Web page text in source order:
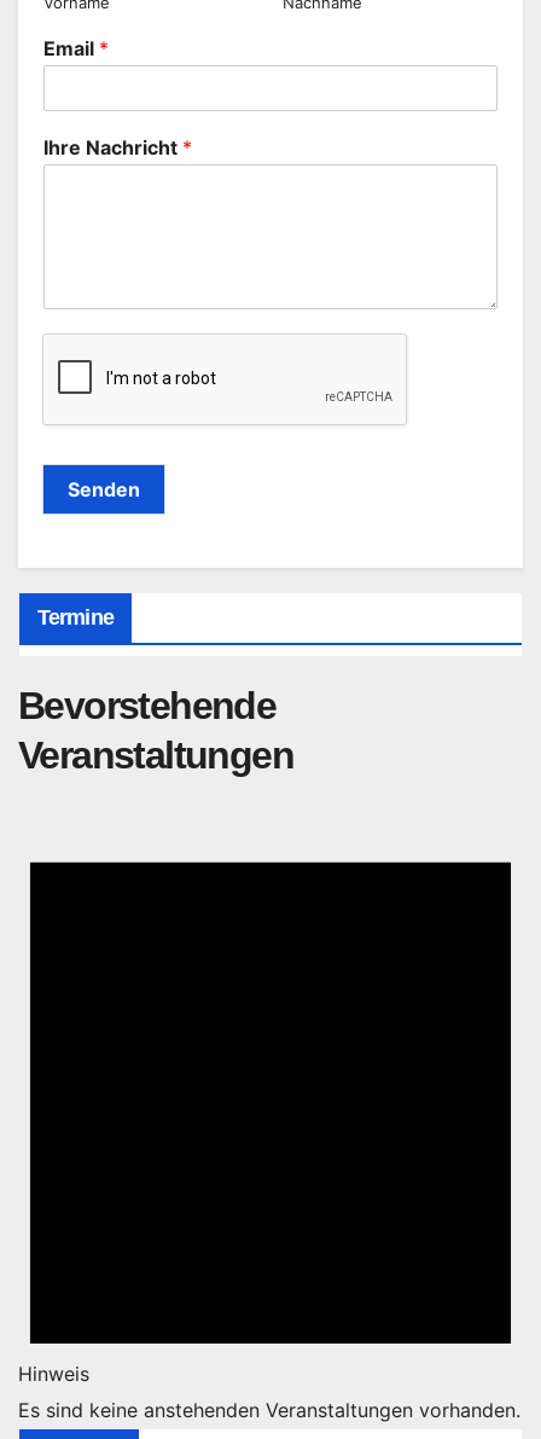
Email *
Ihre Nachricht *
Senden
Termine
Bevorstehende
Veranstaltungen
Hinweis
Es sind keine anstehenden Veranstaltungen vorhanden.